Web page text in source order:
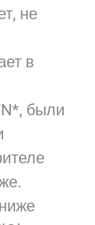
не
в
были